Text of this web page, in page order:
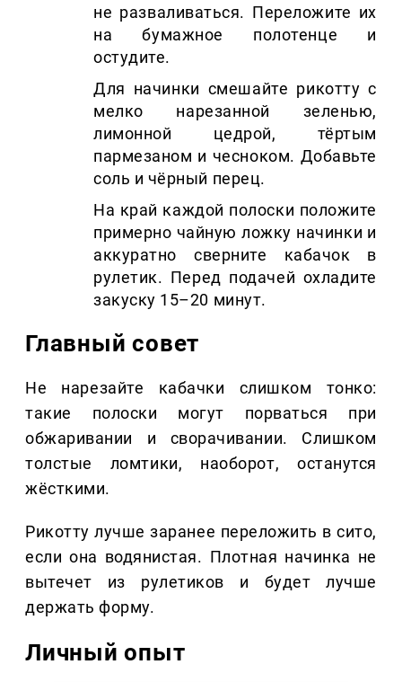
не разваливаться. Переложите их
на бумажное полотенце и
остудите.
Для начинки смешайте рикотту с
мелко нарезанной зеленью,
лимонной цедрой, тёртым
пармезаном и чесноком. Добавьте
соль и чёрный перец.
На край каждой полоски положите
примерно чайную ложку начинки и
аккуратно сверните кабачок в
рулетик. Перед подачей охладите
закуску 15–20 минут.
Главный совет
Не нарезайте кабачки слишком тонко:
такие полоски могут порваться при
обжаривании и сворачивании. Слишком
толстые ломтики, наоборот, останутся
жёсткими.
Рикотту лучше заранее переложить в сито,
если она водянистая. Плотная начинка не
вытечет из рулетиков и будет лучше
держать форму.
Личный опыт